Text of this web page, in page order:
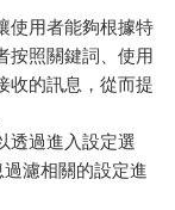
使用者能夠根據特
按照關鍵詞、使用
收的訊息，從而提
透過進入設定選
過濾相關的設定進